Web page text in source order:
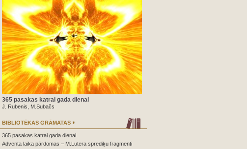
365 pasakas katrai gada dienai
J. Rubenis, M.Subačs
BIBLIOTĒKAS GRĀMATAS
365 pasakas katrai gada dienai
Adventa laika pārdomas – M.Lutera sprediķu fragmenti